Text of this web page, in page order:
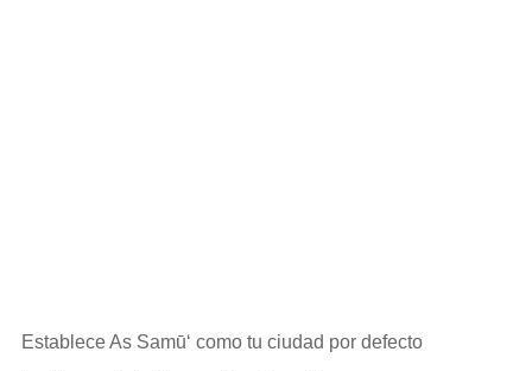
Establece As Samū‘ como tu ciudad por defecto